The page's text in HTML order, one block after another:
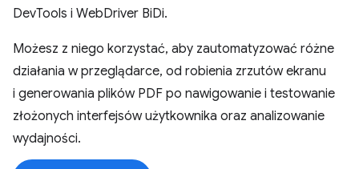
DevTools i WebDriver BiDi.
Możesz z niego korzystać, aby zautomatyzować różne
działania w przeglądarce, od robienia zrzutów ekranu
i generowania plików PDF po nawigowanie i testowanie
złożonych interfejsów użytkownika oraz analizowanie
wydajności.